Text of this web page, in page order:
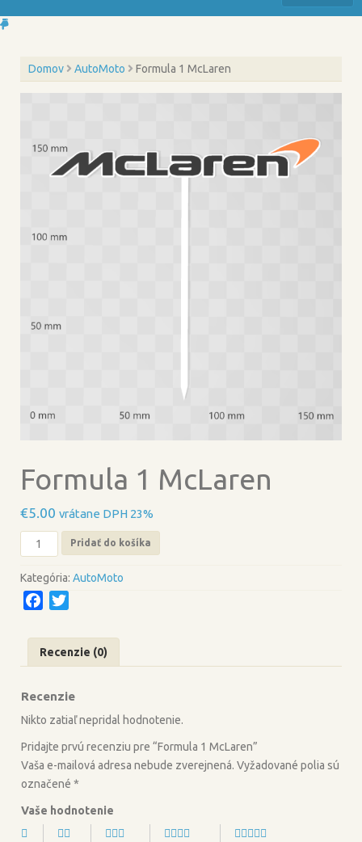
Domov AutoMoto Formula 1 McLaren
Formula 1 McLaren
€5.00 vrátane DPH 23%
množstvo
Formula
McLaren
Pridať do košíka
Kategória: AutoMoto
c
e
o
o
i
t
e
r
Recenzie (0)
Recenzie
Nikto zatiaľ nepridal hodnotenie.
Pridajte prvú recenziu pre “Formula 1 McLaren”
Vaša e-mailová adresa nebude zverejnená. Vyžadované polia sú
označené *
Vaše hodnotenie